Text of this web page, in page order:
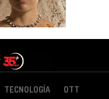
TECNOLOGÍA OTT